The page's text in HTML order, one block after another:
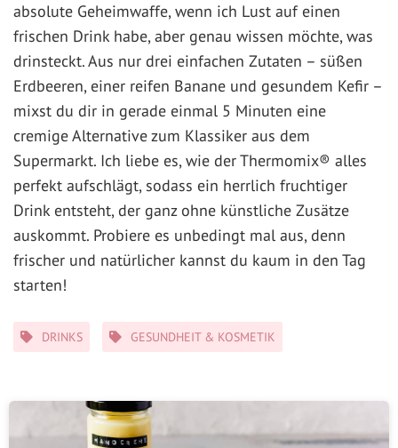
absolute Geheimwaffe, wenn ich Lust auf einen
frischen Drink habe, aber genau wissen möchte, was
drinsteckt. Aus nur drei einfachen Zutaten – süßen
Erdbeeren, einer reifen Banane und gesundem Kefir –
mixst du dir in gerade einmal 5 Minuten eine
cremige Alternative zum Klassiker aus dem
Supermarkt. Ich liebe es, wie der Thermomix® alles
perfekt aufschlägt, sodass ein herrlich fruchtiger
Drink entsteht, der ganz ohne künstliche Zusätze
auskommt. Probiere es unbedingt mal aus, denn
frischer und natürlicher kannst du kaum in den Tag
starten!
Kategorien
DRINKS GESUNDHEIT & KOSMETIK